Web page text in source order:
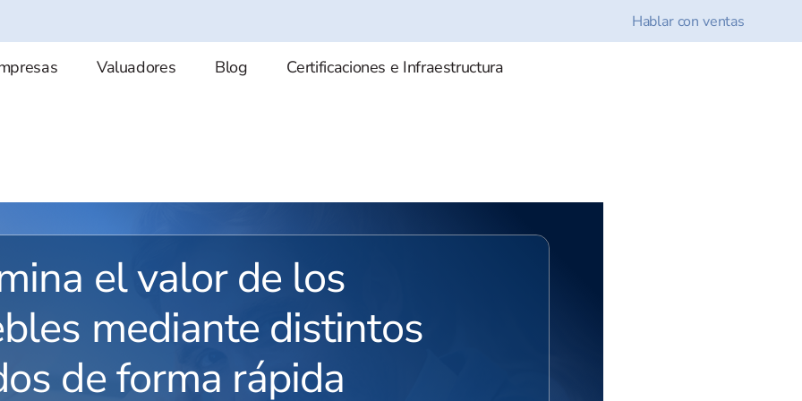
Hablar con ventas
Valuadores Blog Certificaciones e Infraestructura
el valor de los
mediante distintos
de forma rápida